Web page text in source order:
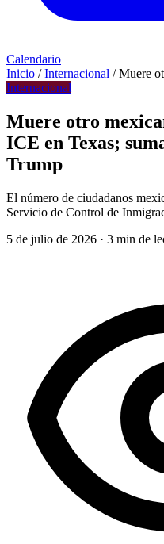
Calendario
Inicio / Internacional / Muere
Internacional
Muere otro
ICE en Texas;
Trump
El número de ciudadanos
Servicio de Control de
5 de julio de 2026 · 3 min de